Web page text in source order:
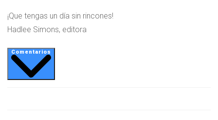
¡Que tengas un día sin rincones!
Hadlee Simons, editora
Comentarios